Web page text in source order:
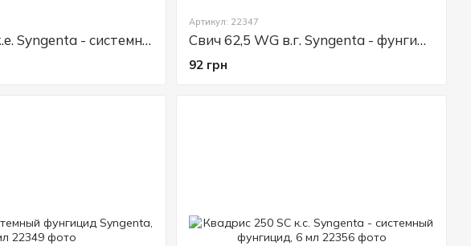
Скор 250 ЕС к.е. Syngenta - системный фунгицид, 2 мл
Артикул: 22347
Свич 62,5 WG в.г. Syngenta - фунгицид от серой гнили, 10 г
92 грн